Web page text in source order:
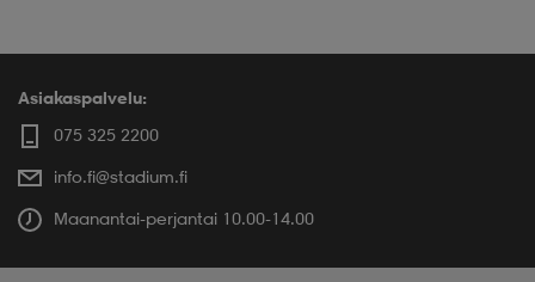
Asiakaspalvelu:
075 325 2200
info.fi@stadium.fi
Maanantai-perjantai 10.00-14.00